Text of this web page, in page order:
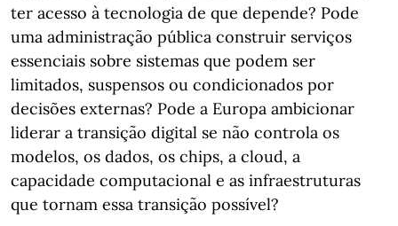
ter acesso à tecnologia de que depende? Pode
uma administração pública construir serviços
essenciais sobre sistemas que podem ser
limitados, suspensos ou condicionados por
decisões externas? Pode a Europa ambicionar
liderar a transição digital se não controla os
modelos, os dados, os chips, a cloud, a
capacidade computacional e as infraestruturas
que tornam essa transição possível?